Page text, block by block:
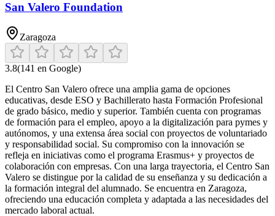
San Valero Foundation
Zaragoza
3.8(141 en Google)
El Centro San Valero ofrece una amplia gama de opciones
educativas, desde ESO y Bachillerato hasta Formación Profesional
de grado básico, medio y superior. También cuenta con programas
de formación para el empleo, apoyo a la digitalización para pymes y
autónomos, y una extensa área social con proyectos de voluntariado
y responsabilidad social. Su compromiso con la innovación se
refleja en iniciativas como el programa Erasmus+ y proyectos de
colaboración con empresas. Con una larga trayectoria, el Centro San
Valero se distingue por la calidad de su enseñanza y su dedicación a
la formación integral del alumnado. Se encuentra en Zaragoza,
ofreciendo una educación completa y adaptada a las necesidades del
mercado laboral actual.